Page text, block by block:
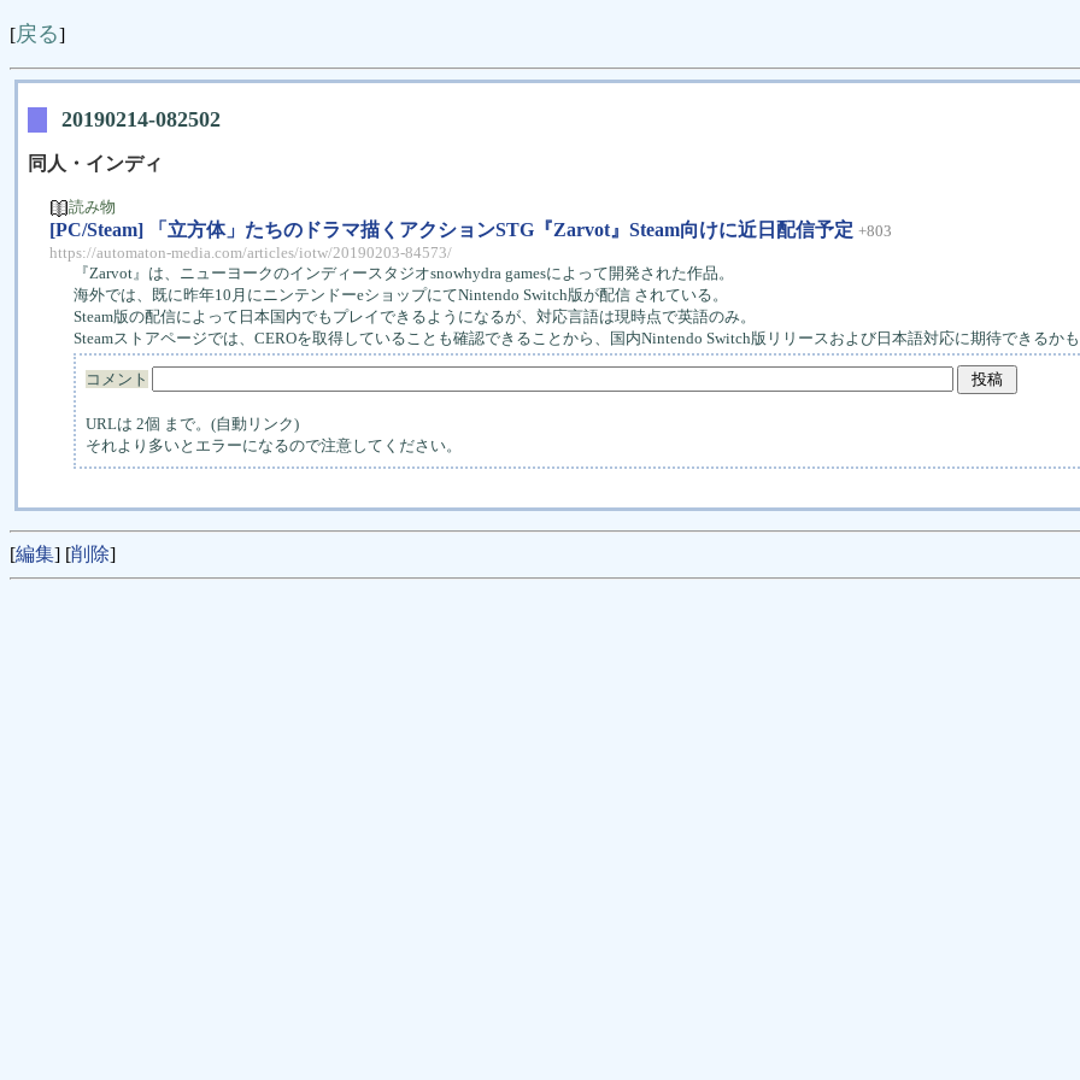
[戻る]
20190214-082502
同人・インディ
読み物
[PC/Steam] 「立方体」たちのドラマ描くアクションSTG『Zarvot』Steam向けに近日配信予定 +803
https://automaton-media.com/articles/iotw/20190203-84573/
『Zarvot』は、ニューヨークのインディースタジオsnowhydra gamesによって開発された作品。
海外では、既に昨年10月にニンテンドーeショップにてNintendo Switch版が配信 されている。
Steam版の配信によって日本国内でもプレイできるようになるが、対応言語は現時点で英語のみ。
Steamストアページでは、CEROを取得していることも確認できることから、国内Nintendo Switch版リリースおよび日本語対応に期待できるかも
コメント
URLは 2個 まで。(自動リンク)
それより多いとエラーになるので注意してください。
[編集] [削除]